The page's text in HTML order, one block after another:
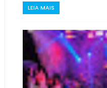
LEIA MAIS